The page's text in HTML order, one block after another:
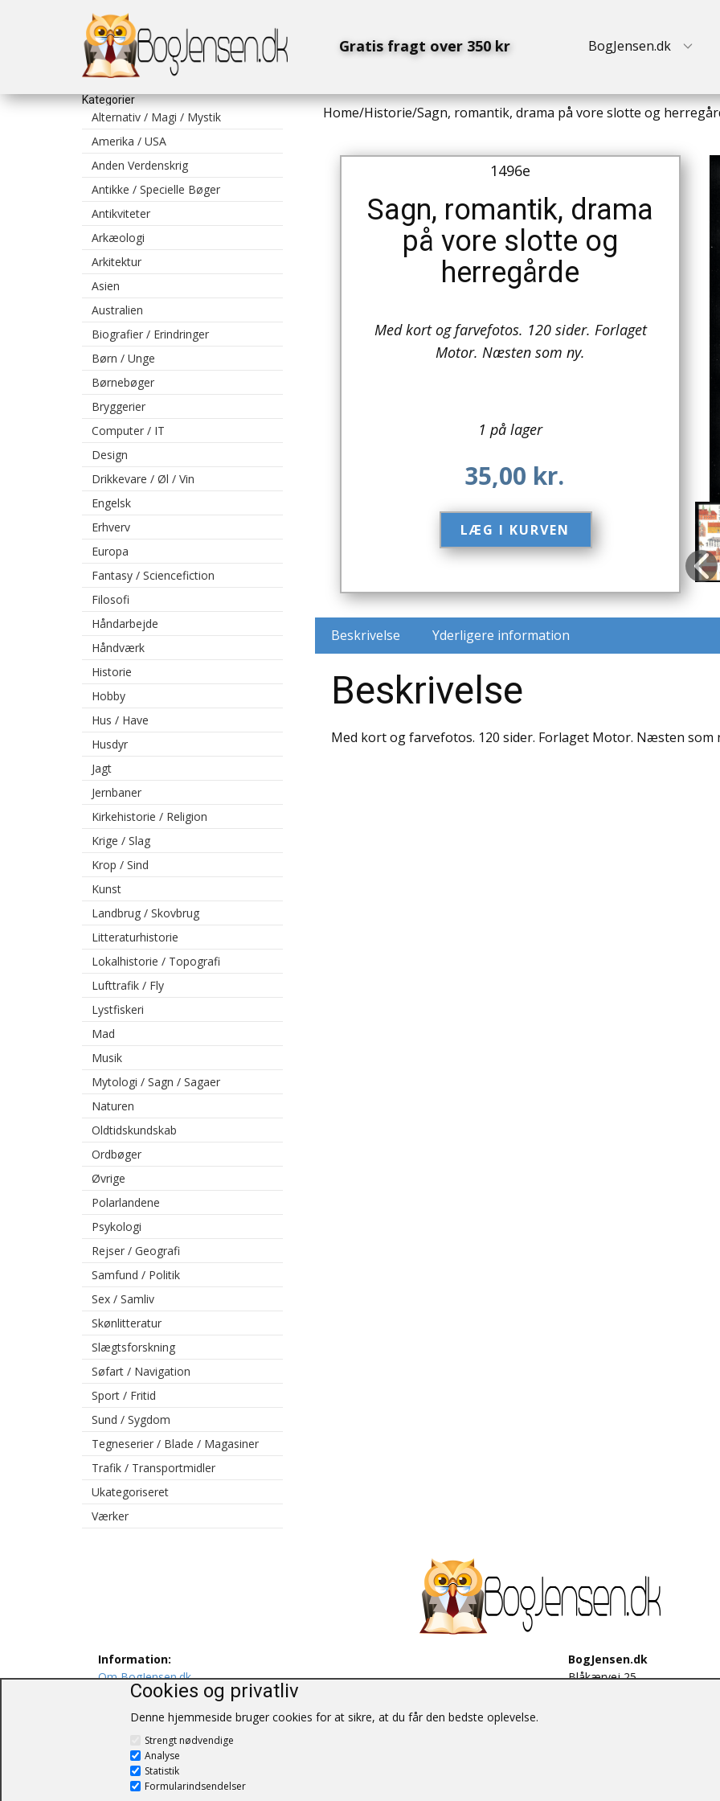
BogJensen.dk
Gratis fragt over 350 kr
Kategorier
Alternativ / Magi / Mystik
Amerika / USA
Anden Verdenskrig
Antikke / Specielle Bøger
Antikviteter
Arkæologi
Arkitektur
Asien
Australien
Biografier / Erindringer
Børn / Unge
Børnebøger
Bryggerier
Computer / IT
Design
Drikkevare / Øl / Vin
Engelsk
Erhverv
Europa
Fantasy / Sciencefiction
Filosofi
Håndarbejde
Håndværk
Historie
Hobby
Hus / Have
Husdyr
Jagt
Jernbaner
Kirkehistorie / Religion
Krige / Slag
Krop / Sind
Kunst
Landbrug / Skovbrug
Litteraturhistorie
Lokalhistorie / Topografi
Lufttrafik / Fly
Lystfiskeri
Mad
Musik
Mytologi / Sagn / Sagaer
Naturen
Oldtidskundskab
Ordbøger
Øvrige
Polarlandene
Psykologi
Rejser / Geografi
Samfund / Politik
Sex / Samliv
Skønlitteratur
Slægtsforskning
Søfart / Navigation
Sport / Fritid
Sund / Sygdom
Tegneserier / Blade / Magasiner
Trafik / Transportmidler
Ukategoriseret
Værker
Home/Historie/Sagn, romantik, drama på vore slotte og
1496e
Sagn, romantik, drama
på vore slotte og
herregårde
Med kort og farvefotos. 120 sider. Forlaget
Motor. Næsten som ny.
1 på lager
35,00 kr.
LÆG I KURVEN​
Beskrivelse Yderligere information
Beskrivelse
Med kort og farvefotos. 120 sider. Forlaget Motor. Næsten som
Information:
Om BogJensen.dk
Levering
Persondatapolitik
Salgs og leveringsbetingelser
Kontakt os
BogJensen.dk
Blåkærvej 25
Cookies og privatliv
Denne hjemmeside bruger cookies for at sikre, at du får den bedste oplevelse.
Strengt nødvendige
Analyse
Statistik
Formularindsendelser